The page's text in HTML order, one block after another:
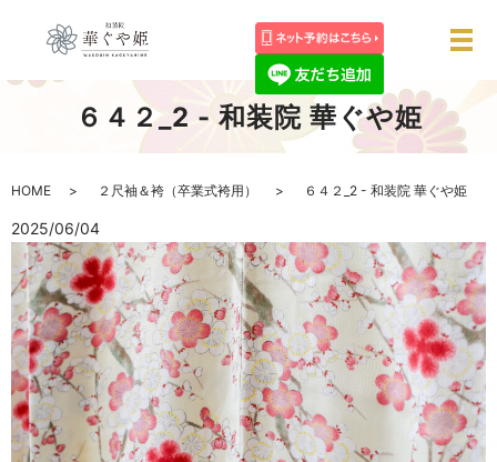
メ
６４２_2 - 和装院 華ぐや姫
HOME ２尺袖＆袴（卒業式袴用） ６４２_2 - 和装院 華ぐや姫
2025/06/04